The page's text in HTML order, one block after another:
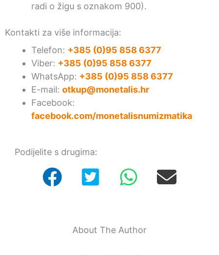
radi o žigu s oznakom 900).
Kontakti za više informacija:
Telefon: +385 (0)95 858 6377
Viber: +385 (0)95 858 6377
WhatsApp: +385 (0)95 858 6377
E-mail: otkup@monetalis.hr
Facebook:
facebook.com/monetalisnumizmatika
Podijelite s drugima:
About The Author